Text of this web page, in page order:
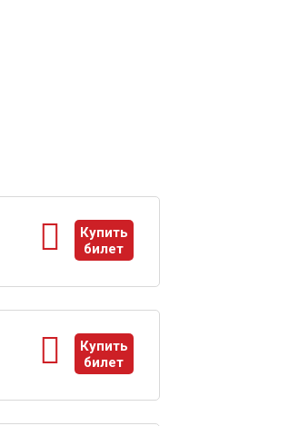
Купить
билет
ы
Купить
билет
ы